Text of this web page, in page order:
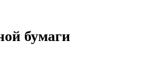
бумаги